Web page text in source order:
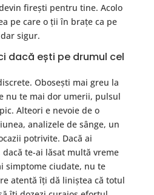
firești pentru tine. Acolo
pe care o ții în brațe ca pe
sigur.
dacă ești pe drumul cel
Obosești mai greu la
nu te mai dor umerii, pulsul
Alteori e nevoie de o
analizele de sânge, un
potrivite. Dacă ai
te-ai lăsat multă vreme
simptome ciudate, nu te
atentă îți dă liniștea că totul